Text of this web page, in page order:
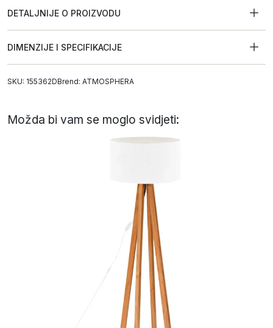
DETALJNIJE O PROIZVODU
DIMENZIJE I SPECIFIKACIJE
SKU: 155362DBrend: ATMOSPHERA
Možda bi vam se moglo svidjeti: